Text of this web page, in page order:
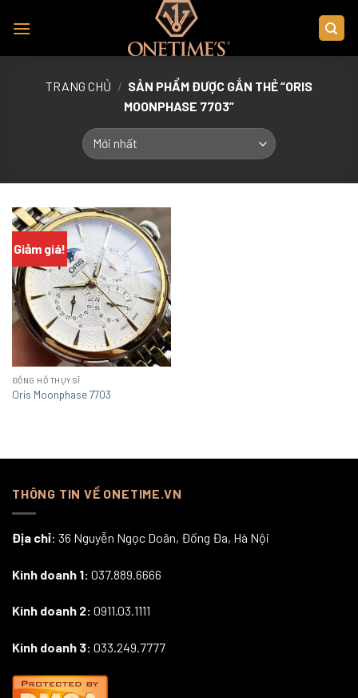
TRANG CHỦ / SẢN PHẨM ĐƯỢC GẮN THẺ “ORIS
MOONPHASE 7703”
Giảm giá!
ĐỒNG HỒ THỤY SĨ
Oris Moonphase 7703
THÔNG TIN VỀ ONETIME.VN
Địa chỉ: 36 Nguyễn Ngọc Doãn, Đống Đa, Hà Nội
Kinh doanh 1: 037.889.6666
Kinh doanh 2: 0911.03.1111
Kinh doanh 3: 033.249.7777